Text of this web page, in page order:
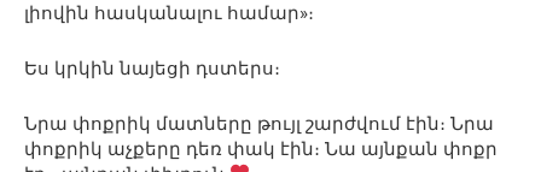
լիովին հասկանալու համար»։
Ես կրկին նայեցի դստերս։
Նրա փոքրիկ մատները թույլ շարժվում էին։ Նրա
փոքրիկ աչքերը դեռ փակ էին։ Նա այնքան փոքր